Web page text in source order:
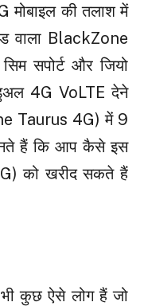
की तलाश में
वाला BlackZone
सपोर्ट और जियो
4G VoLTE देने
Taurus 4G) में 9
हैं कि आप कैसे इस
को खरीद सकते हैं
कुछ ऐसे लोग हैं जो